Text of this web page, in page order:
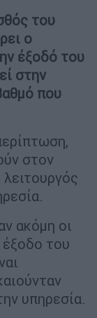
του
ο
έξοδό του
στην
που
στον
ακόμη οι
έξοδο του
υπηρεσία.